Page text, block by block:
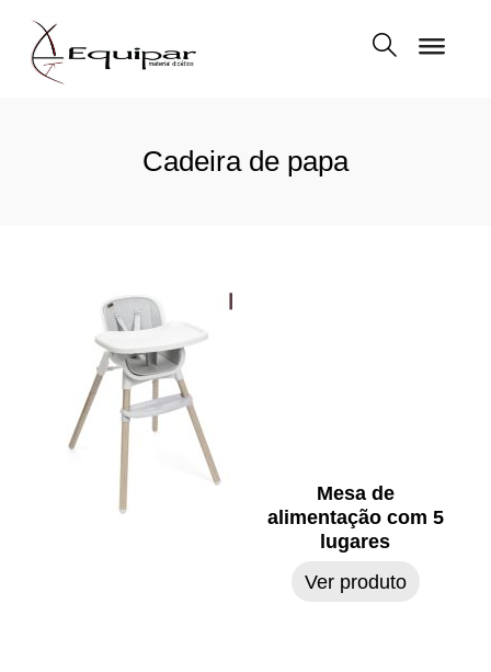
Cadeira de papa
Mesa de
alimentação com 5
lugares
Ver produto